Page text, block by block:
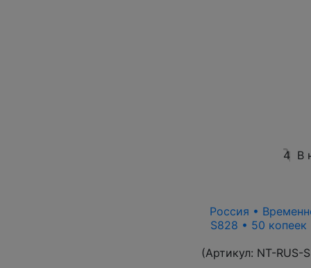
4 В
Россия •
S828 • 50
(Артикул: NT-RUS-